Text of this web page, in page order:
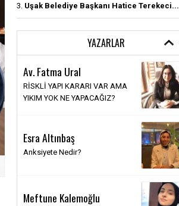
›
3. Uşak Belediye Başkanı Hatice Terekeci...
YAZARLAR
Av. Fatma Ural
RİSKLİ YAPI KARARI VAR AMA
YIKIM YOK NE YAPACAĞIZ?
Esra Altınbaş
Anksiyete Nedir?
Meftune Kalemoğlu